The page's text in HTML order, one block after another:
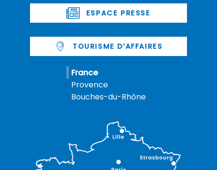
ESPACE PRESSE
TOURISME D’AFFAIRES
France
Provence
Bouches-du-Rhône